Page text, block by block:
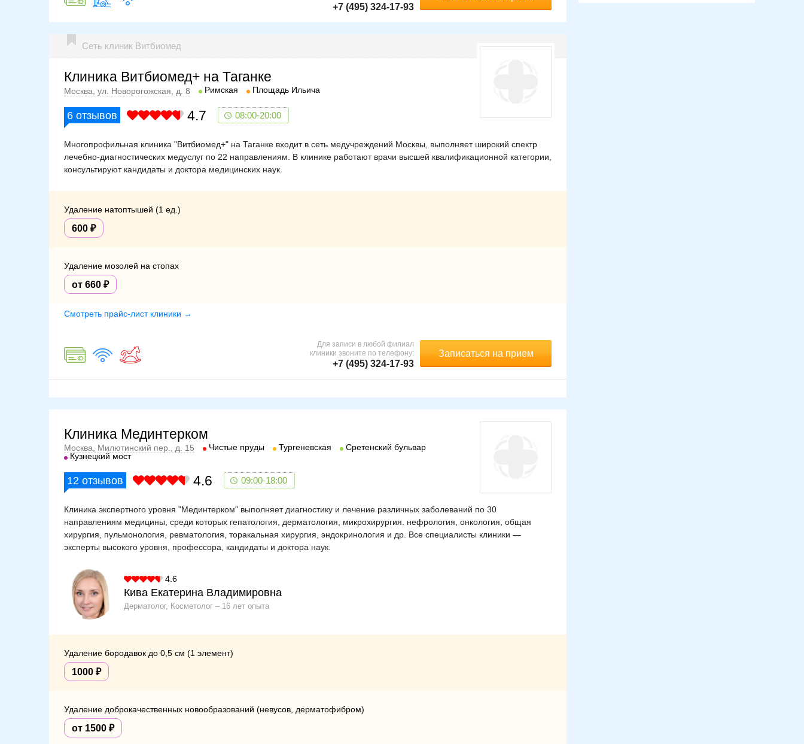
+7 (495) 324-17-93
Сеть клиник Витбиомед
Клиника Витбиомед+ на Таганке
Москва, ул. Новорогожская, д. 8 Римская Площадь Ильича
6 отзывов 4.7 08:00-20:00
Многопрофильная клиника "Витбиомед+" на Таганке входит в сеть медучреждений Москвы, выполняет широкий спектр
лечебно-диагностических медуслуг по 22 направлениям. В клинике работают врачи высшей квалификационной категории,
консультируют кандидаты и доктора медицинских наук.
Удаление натоптышей (1 ед.)
600
Удаление мозолей на стопах
от 660
Смотреть прайс-лист клиники →
Записаться на прием
Для записи в любой филиал
клиники звоните по телефону:
+7 (495) 324-17-93
Клиника Мединтерком
Москва, Милютинский пер., д. 15 Чистые пруды Тургеневская
Сретенский бульвар
Кузнецкий мост
12 отзывов 4.6 09:00-18:00
Клиника экспертного уровня "Мединтерком" выполняет диагностику и лечение различных заболеваний по 30
направлениям медицины, среди которых гепатология, дерматология, микрохирургия. нефрология, онкология, общая
хирургия, пульмонология, ревматология, торакальная хирургия, эндокринология и др. Все специалисты клиники —
эксперты высокого уровня, профессора, кандидаты и доктора наук.
4.6
Кива Екатерина Владимировна
Дерматолог, Косметолог 16 лет опыта
Удаление бородавок до 0,5 см (1 элемент)
1000
Удаление доброкачественных новообразований (невусов, дерматофибром)
от 1500